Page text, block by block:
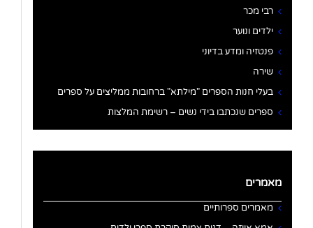
רבי מכר
ילדים ונוער
פנטזיה ומדע בדיוני
שירה
בעלי חנות הספרים "מילתא" ברחובות ממליצים על ספרים
ספרים שנכתבו בידי נשים – רשימת המלצות
מאמרים
מאמרים ספרותיים